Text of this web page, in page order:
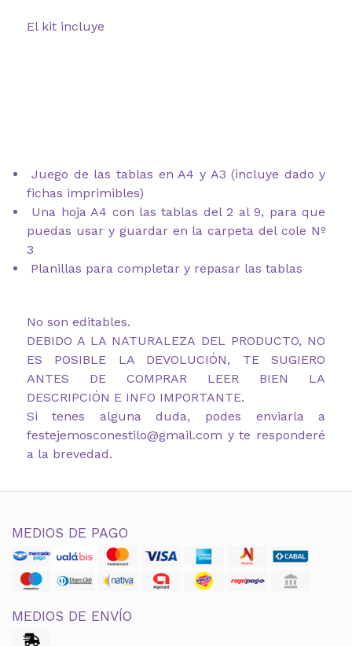
El kit incluye
Juego de las tablas en A4 y A3 (incluye dado y
fichas imprimibles)
Una hoja A4 con las tablas del 2 al 9, para que
puedas usar y guardar en la carpeta del cole Nº
3
Planillas para completar y repasar las tablas
No son editables.
DEBIDO A LA NATURALEZA DEL PRODUCTO, NO
ES POSIBLE LA DEVOLUCIÓN, TE SUGIERO
ANTES DE COMPRAR LEER BIEN LA
DESCRIPCIÓN E INFO IMPORTANTE.
Si tenes alguna duda, podes enviarla a
festejemosconestilo@gmail.com y te responderé
a la brevedad.
MEDIOS DE PAGO
MEDIOS DE ENVÍO